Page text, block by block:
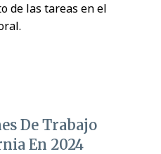
de las tareas en el
De Trabajo
En 2024